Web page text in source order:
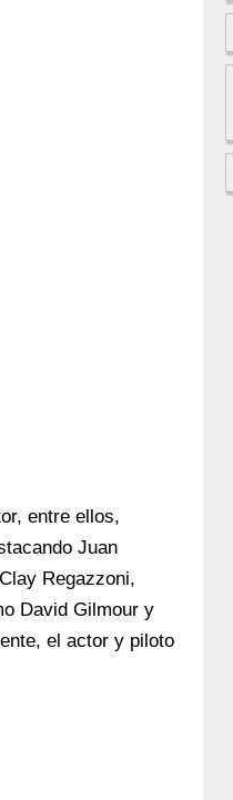
entre ellos,
Juan
Regazzoni,
David Gilmour y
el actor y piloto